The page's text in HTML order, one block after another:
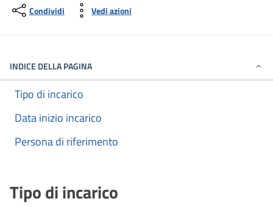
Condividi Vedi azioni
INDICE DELLA PAGINA
Tipo di incarico
Data inizio incarico
Persona di riferimento
Tipo di incarico